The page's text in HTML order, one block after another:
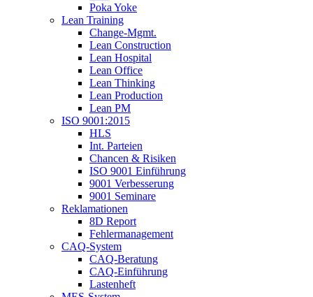
Poka Yoke
Lean Training
Change-Mgmt.
Lean Construction
Lean Hospital
Lean Office
Lean Thinking
Lean Production
Lean PM
ISO 9001:2015
HLS
Int. Parteien
Chancen & Risiken
ISO 9001 Einführung
9001 Verbesserung
9001 Seminare
Reklamationen
8D Report
Fehlermanagement
CAQ-System
CAQ-Beratung
CAQ-Einführung
Lastenheft